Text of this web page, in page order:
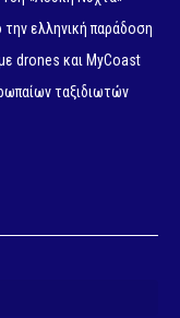
ελληνική παράδοση
drones και MyCoast
ταξιδιωτών